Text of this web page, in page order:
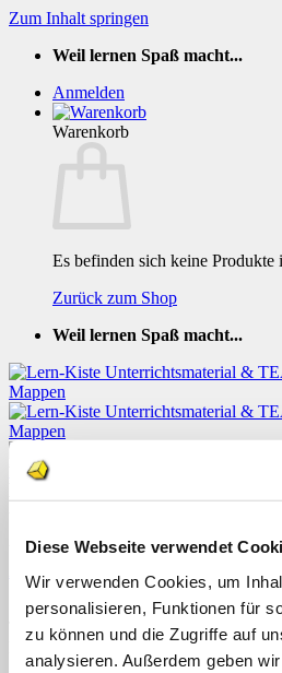
Diese Webseite verwendet
Wir verwenden Cookies, um
personalisieren, Funktionen für
zu können und die Zugriffe auf
analysieren. Außerdem geben
Zum Inhalt springen
Weil lernen Spaß macht...
Anmelden
Warenkorb
Es befinden sich keine Produkte
Zurück zum Shop
Weil lernen Spaß macht...
Menü
Home
Shop
Info
Suchen nach:
Klettmappe Das
Kleinbuchstaben 2
Veröffentlicht20. Oktober 2024bei
TEACCH, Klettmappe, Arbeitsmappe,
Buchstaben, Kleinbuchstaben,